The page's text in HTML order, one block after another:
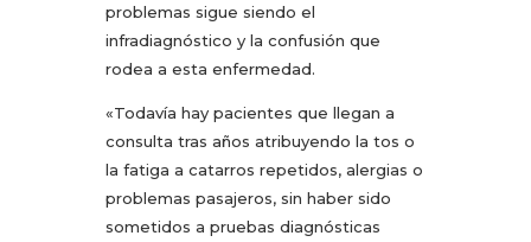
problemas sigue siendo el
infradiagnóstico y la confusión que
rodea a esta enfermedad.
«Todavía hay pacientes que llegan a
consulta tras años atribuyendo la tos o
la fatiga a catarros repetidos, alergias o
problemas pasajeros, sin haber sido
sometidos a pruebas diagnósticas